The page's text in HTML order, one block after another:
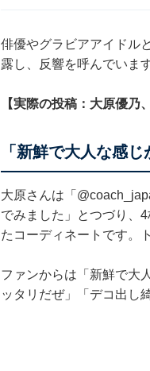
俳優やグラビアアイドル
露し、反響を呼んでいます
【実際の投稿：大原優乃
「新鮮で大人な感じ
大原さんは「
でみました」とつづり、
たコーディネートです。
ファンからは「新鮮で大
ッタリだぜ」「デコ出し